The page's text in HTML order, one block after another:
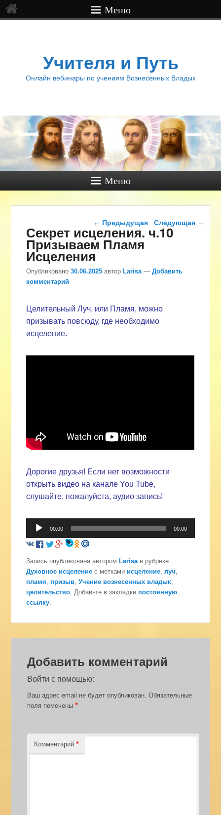
Меню
Учителя и Путь
Онлайн вебинары по учениям Вознесенных Владык
Меню
Навигация по записям
← Предыдущая Следующая →
Секрет исцеления. ч.10
Призываем Пламя
Исцеления
Опубликовано30.06.2025 авторLarisa —Добавить
комментарий
Целительный Луч, или Пламя, можно
призывать повсюду, где необходимо
исцеление.
Дорогие друзья! Если нет возможности
открыть видео на канале You Tube,
слушайте, пожалуйста, аудио запись!
Аудиоплеер
00:00 00:00
Запись опубликована автором Larisa в рубрике
Духовное исцеление с метками исцеление ,луч
пламя
призыв ,Учение вознесенных владык
целительство . Добавьте в закладки постоянную
ссылку
Добавить комментарий
Войти с помощью:
Ваш адрес email не будет опубликован. Обязательные
поля помечены*
Комментарий*